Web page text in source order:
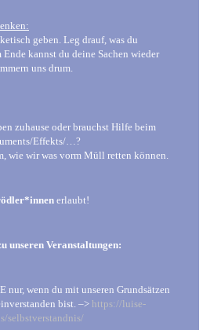
geben. Leg drauf, was du
Ende kannst du deine Sachen wieder
uns drum.
zuhause oder brauchst Hilfe beim
Effekts/…?
wie wir was vorm Müll retten können.
erlaubt!
unseren Veranstaltungen:
nur, wenn du mit unseren Grundsätzen
bist. –> https://luise-
selbstverstandnis/